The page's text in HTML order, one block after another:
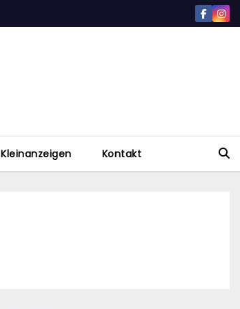
Kleinanzeigen Kontakt